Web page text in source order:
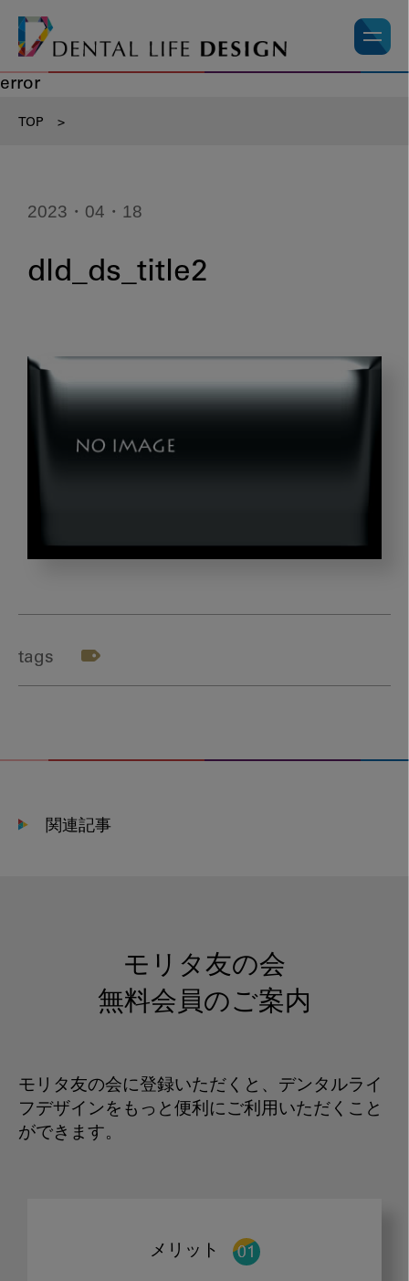
error
TOP >
2023・04・18
dld_ds_title2
tags
関連記事
モリタ友の会
無料会員のご案内
モリタ友の会に登録いただくと、デンタルライ
フデザインをもっと便利にご利用いただくこと
ができます。
メリット